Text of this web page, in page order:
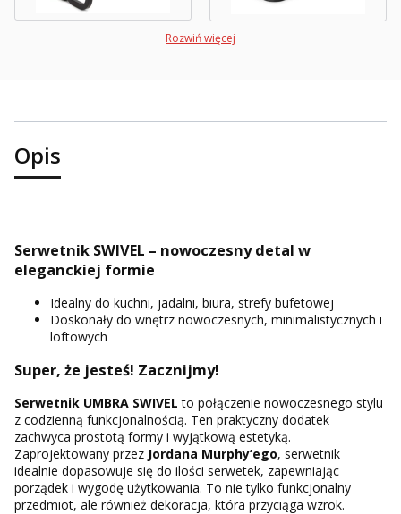
Rozwiń więcej
Opis
Serwetnik SWIVEL – nowoczesny detal w
eleganckiej formie
Idealny do kuchni, jadalni, biura, strefy bufetowej
Doskonały do wnętrz nowoczesnych, minimalistycznych i
loftowych
Super, że jesteś! Zacznijmy!
Serwetnik UMBRA SWIVEL to połączenie nowoczesnego stylu
z codzienną funkcjonalnością. Ten praktyczny dodatek
zachwyca prostotą formy i wyjątkową estetyką.
Zaprojektowany przez Jordana Murphy’ego, serwetnik
idealnie dopasowuje się do ilości serwetek, zapewniając
porządek i wygodę użytkowania. To nie tylko funkcjonalny
przedmiot, ale również dekoracja, która przyciąga wzrok.